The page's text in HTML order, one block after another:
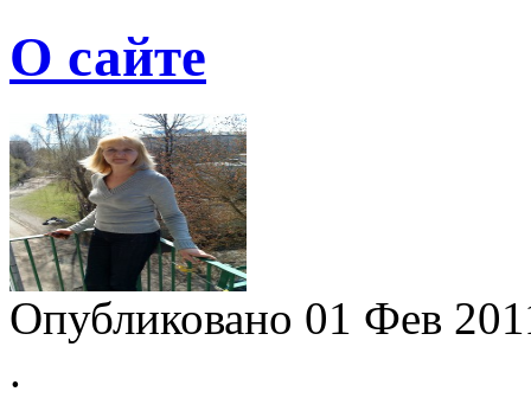
О сайте
Опубликовано 01 Фев
.